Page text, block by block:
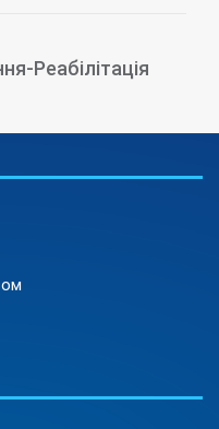
Реабілітація